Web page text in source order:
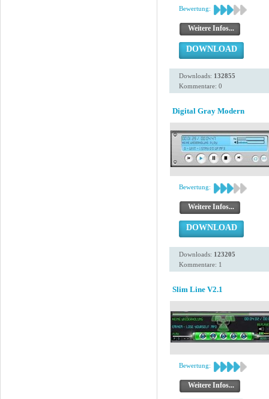
Bewertung:
Weitere Infos...
DOWNLOAD
Downloads: 132855
Kommentare: 0
Digital Gray Modern
Bewertung:
Weitere Infos...
DOWNLOAD
Downloads: 123205
Kommentare: 1
Slim Line V2.1
Bewertung:
Weitere Infos...